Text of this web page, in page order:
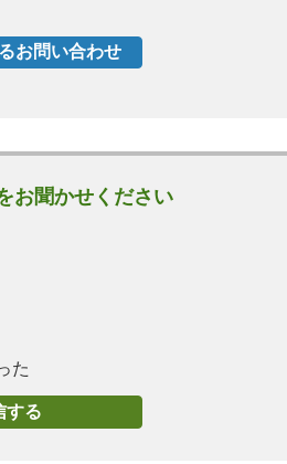
お聞かせください
た